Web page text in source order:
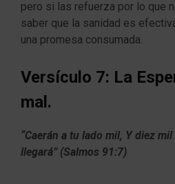
pero si las refuerza por lo que
saber que la sanidad es
una promesa consumada.
Versículo 7: La
mal.
“Caerán a tu lado mil, Y diez
llegará” (Salmos 91:7)